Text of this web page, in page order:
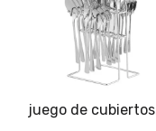
juego de cubiertos